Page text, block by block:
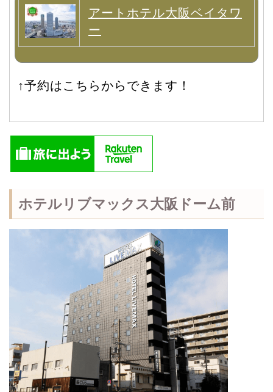
アートホテル大阪ベイタワ
ー
↑予約はこちらからできます！
ホテルリブマックス大阪ドーム前